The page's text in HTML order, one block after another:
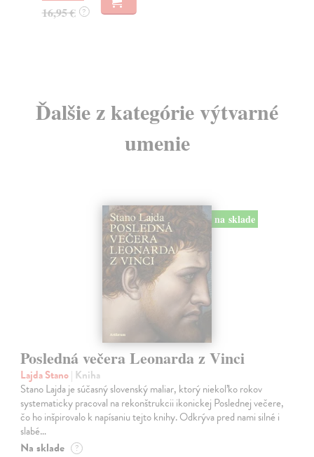
16,95 € ?
Ďalšie z kategórie výtvarné
umenie
na sklade
Posledná večera Leonarda z Vinci
Lajda Stano| Kniha
Stano Lajda je súčasný slovenský maliar, ktorý niekoľko rokov
systematicky pracoval na rekonštrukcii ikonickej Poslednej večere,
čo ho inšpirovalo k napísaniu tejto knihy. Odkrýva pred nami silné i
slabé…
Na sklade ?